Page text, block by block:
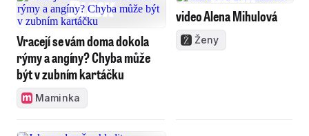
Vracejí se vám doma dokola
rýmy a angíny? Chyba může
být v zubním kartáčku
Maminka
video Alena Mihulová
Ženy